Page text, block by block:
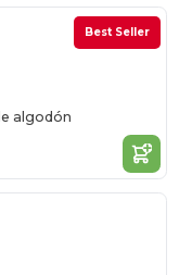
Best Seller
algodón